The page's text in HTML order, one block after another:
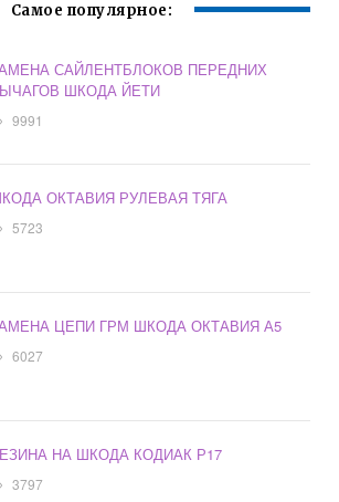
Самое популярное:
САЙЛЕНТБЛОКОВ ПЕРЕДНИХ
ШКОДА ЙЕТИ
9991
ОКТАВИЯ РУЛЕВАЯ ТЯГА
5723
ЦЕПИ ГРМ ШКОДА ОКТАВИЯ А5
6027
НА ШКОДА КОДИАК Р17
3797